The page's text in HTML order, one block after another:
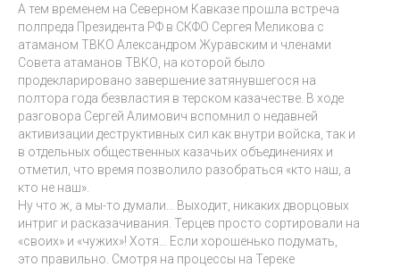
А тем временем на Северном Кавказе прошла встреча
полпреда Президента РФ в СКФО Сергея Меликова с
атаманом ТВКО Александром Журавским и членами
Совета атаманов ТВКО, на которой было
продекларировано завершение затянувшегося на
полтора года безвластия в терском казачестве. В ходе
разговора Сергей Алимович вспомнил о недавней
активизации деструктивных сил как внутри войска, так и
в отдельных общественных казачьих объединениях и
отметил, что время позволило разобраться «кто наш, а
кто не наш».
Ну что ж, а мы-то думали… Выходит, никаких дворцовых
интриг и расказачивания. Терцев просто сортировали на
«своих» и «чужих»! Хотя… Если хорошенько подумать,
это правильно. Смотря на процессы на Тереке